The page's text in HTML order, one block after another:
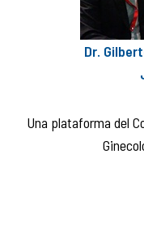
Dr.
Una plataforma del